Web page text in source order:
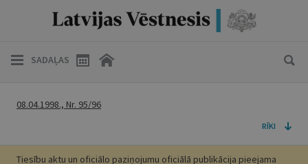
SADAĻAS
08.04.1998., Nr. 95/96
RĪKI
Tiesību aktu un oficiālo paziņojumu oficiālā publikācija pieejama